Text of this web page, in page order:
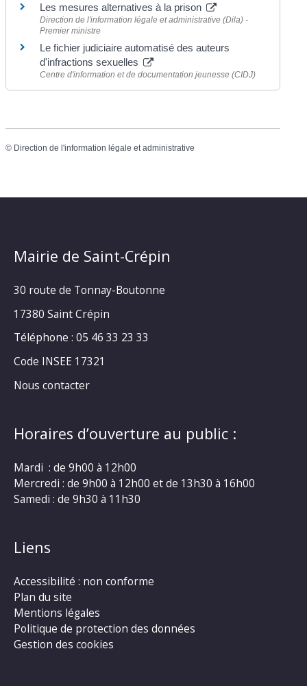
Les mesures alternatives à la prison
Direction de l'information légale et administrative (Dila) -
Premier ministre
Le fichier judiciaire automatisé des auteurs
d'infractions sexuelles
Centre d'information et de documentation jeunesse (CIDJ)
© Direction de l'information légale et administrative
Mairie de Saint-Crépin
30 route de Tonnay-Boutonne
17380 Saint Crépin
Téléphone : 05 46 33 23 33
Code INSEE 17321
Nous contacter
Horaires d’ouverture au public :
Mardi : de 9h00 à 12h00
Mercredi : de 9h00 à 12h00 et de 13h30 à 16h00
Samedi : de 9h30 à 11h30
Liens
Accessibilité : non conforme
Plan du site
Mentions légales
Politique de protection des données
Gestion des cookies